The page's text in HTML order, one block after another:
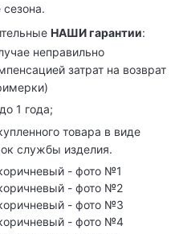
сезона.
НАШИ гарантии:
неправильно
затрат на возврат
1 года;
товара в виде
службы изделия.